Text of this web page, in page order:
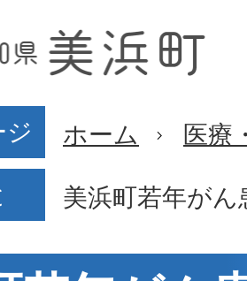
ジ ホーム 医療
美浜町若年が